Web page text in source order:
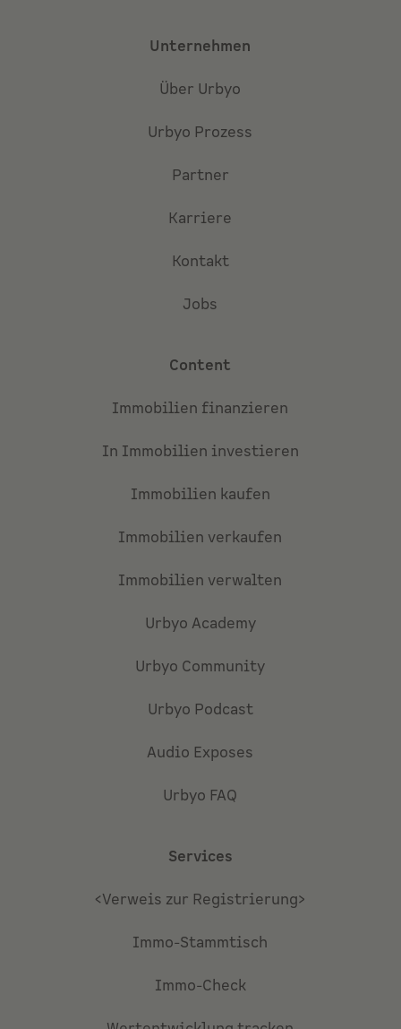
Unternehmen
Über Urbyo
Urbyo Prozess
Partner
Karriere
Kontakt
Jobs
Content
Immobilien finanzieren
In Immobilien investieren
Immobilien kaufen
Immobilien verkaufen
Immobilien verwalten
Urbyo Academy
Urbyo Community
Urbyo Podcast
Audio Exposes
Urbyo FAQ
Services
<Verweis zur Registrierung>
Immo-Stammtisch
Immo-Check